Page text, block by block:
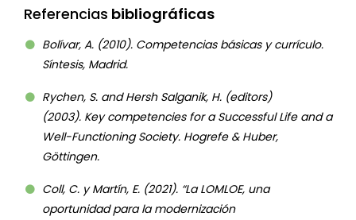
Referencias bibliográficas
Bolívar, A. (2010). Competencias básicas y currículo.
Síntesis, Madrid.
Rychen, S. and Hersh Salganik, H. (editors)
(2003). Key competencies for a Successful Life and a
Well-Functioning Society. Hogrefe & Huber,
Göttingen.
Coll, C. y Martín, E. (2021). “La LOMLOE, una
oportunidad para la modernización